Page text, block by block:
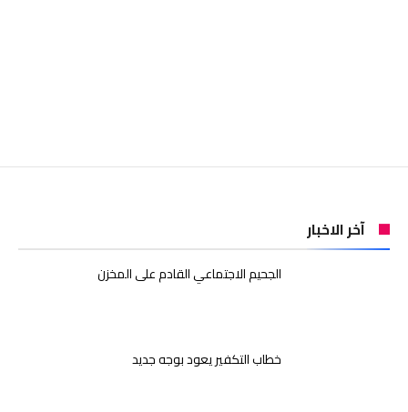
آخر الاخبار
الجحيم الاجتماعي القادم على المخزن
خطاب التكفير يعود بوجه جديد